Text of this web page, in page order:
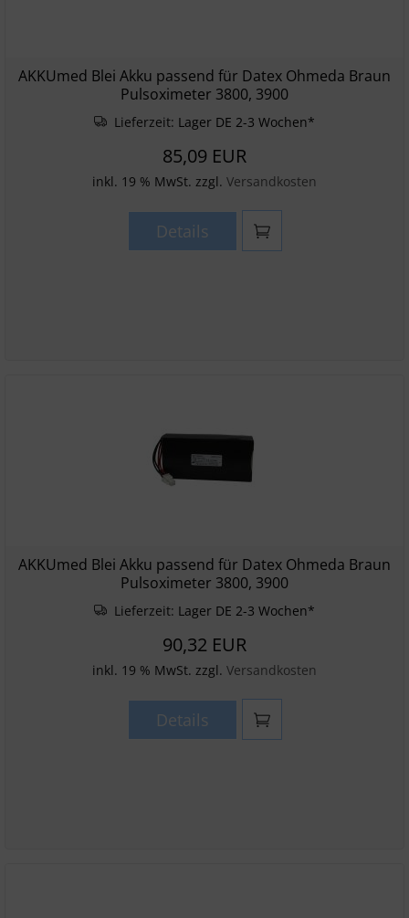
AKKUmed Blei Akku passend für Datex Ohmeda Braun
Pulsoximeter 3800, 3900
Lieferzeit: Lager DE 2-3 Wochen*
85,09 EUR
inkl. 19 % MwSt. zzgl. Versandkosten
Details
AKKUmed Blei Akku passend für Datex Ohmeda Braun
Pulsoximeter 3800, 3900
Lieferzeit: Lager DE 2-3 Wochen*
90,32 EUR
inkl. 19 % MwSt. zzgl. Versandkosten
Details